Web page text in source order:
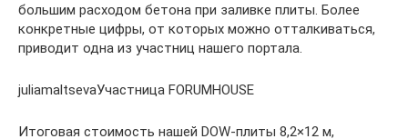
большим расходом бетона при заливке плиты. Более
конкретные цифры, от которых можно отталкиваться,
приводит одна из участниц нашего портала.
juliamaltsevaУчастница FORUMHOUSE
Итоговая стоимость нашей DOW-плиты 8,2×12 м,